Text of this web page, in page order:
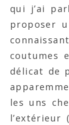
qui j’ai
proposer
coutumes
délicat de
les uns
l’extérieur